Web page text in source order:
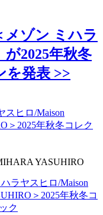
メゾン ミハラ
2025年秋冬
を発表 >>
YASUHIRO